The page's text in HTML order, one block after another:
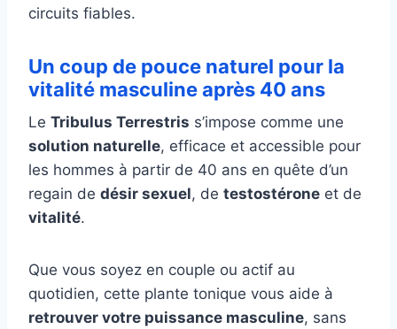
circuits fiables.
Un coup de pouce naturel pour la
vitalité masculine après 40 ans
Le Tribulus Terrestris s’impose comme une
solution naturelle, efficace et accessible pour
les hommes à partir de 40 ans en quête d’un
regain de désir sexuel, de testostérone et de
vitalité.
Que vous soyez en couple ou actif au
quotidien, cette plante tonique vous aide à
retrouver votre puissance masculine, sans